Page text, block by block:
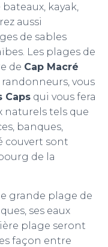
kayak,
aussi
de sables
Les plages de
de Cap Macré
vous
Caps qui vous fera
naturels tels que
banques,
couvert sont
de la
grande plage de
ses eaux
plage seront
façon entre